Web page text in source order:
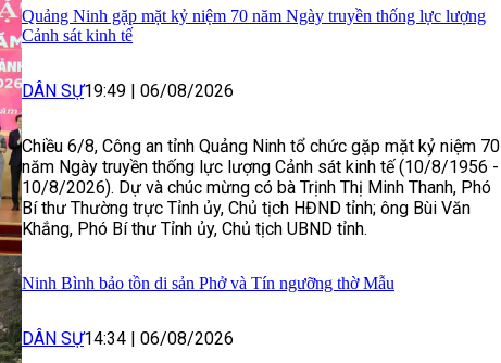
Quảng Ninh gặp mặt kỷ niệm 70 năm Ngày truyền thống lực lượng
Cảnh sát kinh tế
DÂN SỰ19:49 06/08/2026
Chiều 6/8, Công an tỉnh Quảng Ninh tổ chức gặp mặt kỷ niệm 70
năm Ngày truyền thống lực lượng Cảnh sát kinh tế (10/8/1956 -
10/8/2026). Dự và chúc mừng có bà Trịnh Thị Minh Thanh, Phó
Bí thư Thường trực Tỉnh ủy, Chủ tịch HĐND tỉnh; ông Bùi Văn
Khắng, Phó Bí thư Tỉnh ủy, Chủ tịch UBND tỉnh.
Ninh Bình bảo tồn di sản Phở và Tín ngưỡng thờ Mẫu
DÂN SỰ14:34 06/08/2026